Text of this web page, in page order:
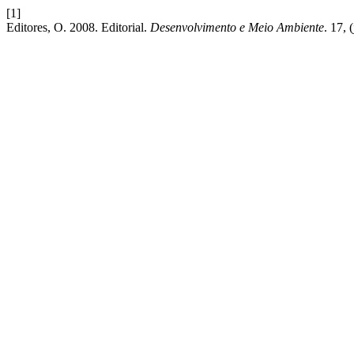
[1]
Editores, O. 2008. Editorial. Desenvolvimento e Meio Ambiente. 17,